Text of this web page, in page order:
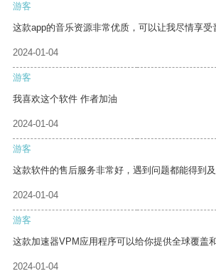
游客
这款app的音乐资源非常优质，可以让我尽情享受
2024-01-04
游客
我喜欢这个软件 作者加油
2024-01-04
游客
这款软件的售后服务非常好，遇到问题都能得到及
2024-01-04
游客
这款加速器VPM应用程序可以给你提供全球覆盖
2024-01-04